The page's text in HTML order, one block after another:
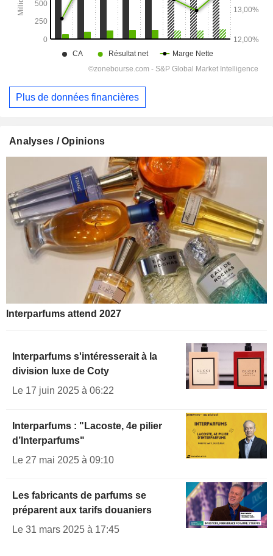
Plus de données financières
Analyses / Opinions
Interparfums attend 2027
Interparfums s'intéresserait à la
division luxe de Coty
Le 17 juin 2025 à 06:22
Interparfums : "Lacoste, 4e pilier
d’Interparfums"
Le 27 mai 2025 à 09:10
Les fabricants de parfums se
préparent aux tarifs douaniers
Le 31 mars 2025 à 17:45